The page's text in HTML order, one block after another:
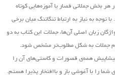
بخش جملاتی قصار یا آموزه‌هایی کوتاه
توجه به نیاز به ارتباط تنگاتنگ میان برخی
زبان اصلی آن‌ها، جملات این کتاب به دو
جملات به شکل مطلوب‌تر مشخص شود.
همه‌ی قصورات و کاستی‌های آن را
را با آغوشی باز و باافتخار پذیرا هستم.